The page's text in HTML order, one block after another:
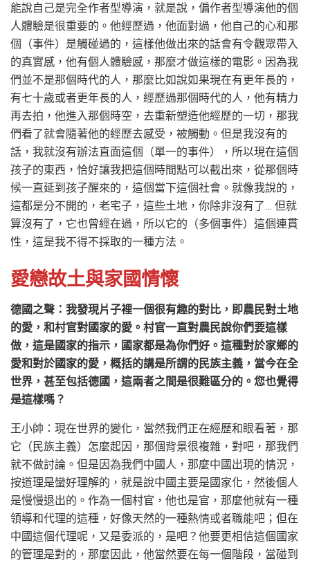
能說自己是完全作者型導演，就是說，偏作者型導演他的個
人體驗是很重要的。他經歷過，他面對過，他自己的心和那
個（事件）是觸碰過的，這樣他做出來的話會有令觀眾帶入
的真實感，他有個人體驗感，那麼才做這樣的電影。因為我
們並不是那個時代的人，那麼比如說如果現在有更年長的，
有七十歲或者更年長的人，經歷過那個時代的人，他有精力
再去拍，他進入那個時空，去重新塑造他經歷的一切，那我
們看了就會隨著他的經歷去感受，被觸動。但是我沒有的
話，我就沒有辦法直面這個（單一的事件），所以現在這個
孩子的東西，恰好讓我把這個時間點可以截出來，從那個時
候一直延到孩子醒來的，這個當下這個社會。就像我說的，
這都是分不開的，老宅子，這些土地，你除非沒有了… 但就
算沒有了，它也曾經在過，所以它的（多個事件）這個連貫
性，這是我不得不採取的一種方法。
愛戀故土與家國情懷
德國之聲：我發現片子裡一個很有趣的對比，即農民對土地
的愛，和村官對國家的愛。村官一直對農民說你們要這樣
做，這是國家的指示，國家都是為你們好。這種對於家鄉的
愛和對於國家的愛，概括的講是所謂的民族主義，當今在全
世界，甚至包括德國，這兩者之間是很難區分的。您也覺得
是這樣嗎？
王小帥：現在世界的變化，當然我們正在經歷和眼看著，那
它（民族主義）怎麼起因，那個背景很複雜，對吧，那我們
就不做討論。但是因為我們中國人，那麼中國出現的情況，
按道理是蠻好理解的，就是說中國主要是國家化，然後個人
是慢慢退出的。作為一個村官，他也是官，那麼他就有一種
領導和代理的這種，好像天然的一種熱情或者職能吧；但在
中國這個代理呢，又是委派的，是吧？他要更相信這個國家
的管理是對的，那麼因此，他當然要在每一個階段，當碰到